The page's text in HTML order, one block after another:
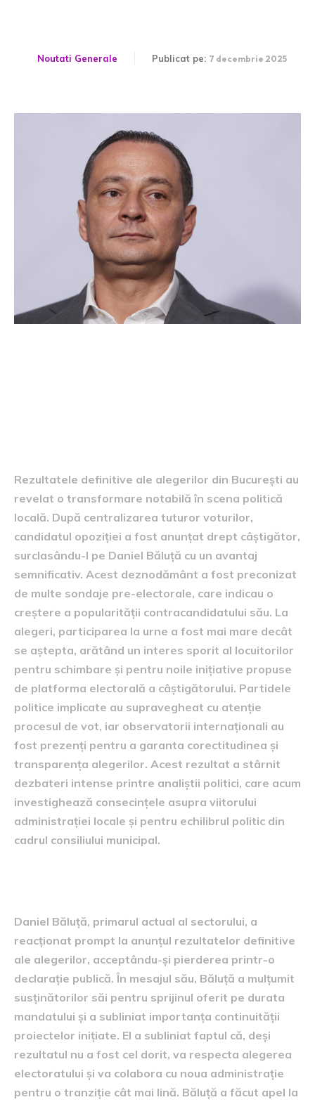
Noutati Generale Publicat pe: 7 decembrie 2025
Rezultatele definitive ale alegerilor din București au
revelat o transformare notabilă în scena politică
locală. După centralizarea tuturor voturilor,
candidatul opoziției a fost anunțat drept câștigător,
surclasându-l pe Daniel Băluță cu un avantaj
semnificativ. Acest deznodământ a fost preconizat
de multe sondaje pre-electorale, care indicau o
creștere a popularității contracandidatului său. La
alegeri, participarea la urne a fost mai mare decât
se aștepta, arătând un interes sporit al locuitorilor
pentru schimbare și pentru noile inițiative propuse
de platforma electorală a câștigătorului. Partidele
politice implicate au supravegheat cu atenție
procesul de vot, iar observatorii internaționali au
fost prezenți pentru a garanta corectitudinea și
transparența alegerilor. Acest rezultat a stârnit
dezbateri intense printre analiștii politici, care acum
investighează consecințele asupra viitorului
administrației locale și pentru echilibrul politic din
cadrul consiliului municipal.
Daniel Băluță, primarul actual al sectorului, a
reacționat prompt la anunțul rezultatelor definitive
ale alegerilor, acceptându-și pierderea printr-o
declarație publică. În mesajul său, Băluță a mulțumit
susținătorilor săi pentru sprijinul oferit pe durata
mandatului și a subliniat importanța continuității
proiectelor inițiate. El a subliniat faptul că, deși
rezultatul nu a fost cel dorit, va respecta alegerea
electoratului și va colabora cu noua administrație
pentru o tranziție cât mai lină. Băluță a făcut apel la